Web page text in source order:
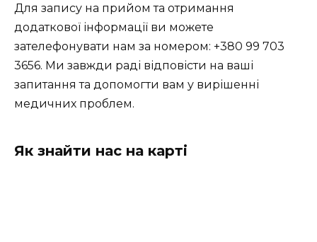
Для запису на прийом та отримання
додаткової інформації ви можете
зателефонувати нам за номером: +380 99 703
3656. Ми завжди раді відповісти на ваші
запитання та допомогти вам у вирішенні
медичних проблем.
Як знайти нас на карті